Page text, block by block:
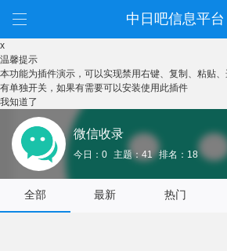
中日吧信息平台
x
温馨提示
本功能为插件演示，可以实现禁用右键、复制、粘贴
有单独开关，如果有需要可以安装使用此插件
我知道了
微信收录
今日：0 主题：41 排名：18
全部 最新 热门